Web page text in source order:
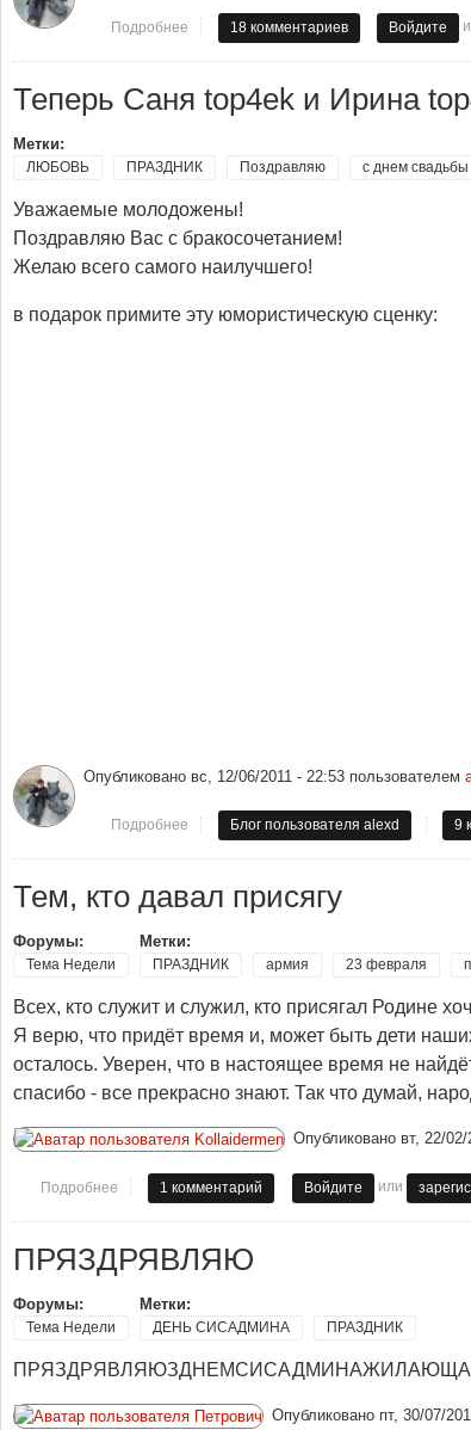
Подробнее о С Днем Защитника Отечества!
18 комментариев Войдите
Теперь Саня top4ek и Ирина
Метки:
ЛЮБОВЬ ПРАЗДНИК Поздравляю с днем свадьбы
Уважаемые молодожены!
Поздравляю Вас с бракосочетанием!
Желаю всего самого наилучшего!
в подарок примите эту юмористическую сценку:
Опубликовано вс, 12/06/2011 - 22:53пользователем
Подробнее о Теперь Саня top4ek и Ирина top4ek
Блог пользователя alexd 9
Тем, кто давал присягу
Форумы:
Тема Недели
Метки:
ПРАЗДНИК армия 23 февраля
Всех, кто служит и служил, кто присягал Родине
Я верю, что придёт время и, может быть дети
осталось. Уверен, что в настоящее время не
спасибо - все прекрасно знают. Так что думай,
Опубликовано вт, 22/
Подробнее о Тем, кто давал присягу
1 комментарий Войдите или
ПРЯЗДРЯВЛЯЮ
Форумы:
Тема Недели
Метки:
ДЕНЬ СИСАДМИНА ПРАЗДНИК
Опубликовано пт, 30/07/